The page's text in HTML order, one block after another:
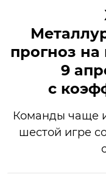
прогноз
9
с
Команды чаще
шестой игре